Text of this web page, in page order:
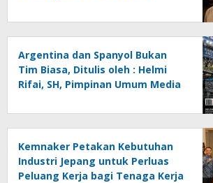
Ancaman Lingkungan, Oleh :
Helmi Rifai, SH
Argentina dan Spanyol Bukan
Tim Biasa, Ditulis oleh : Helmi
Rifai, SH, Pimpinan Umum Media
Kemnaker Petakan Kebutuhan
Industri Jepang untuk Perluas
Peluang Kerja bagi Tenaga Kerja